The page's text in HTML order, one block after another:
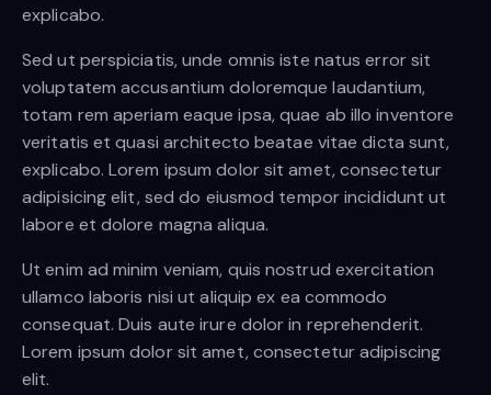
explicabo.
Sed ut perspiciatis, unde omnis iste natus error sit
voluptatem accusantium doloremque laudantium,
totam rem aperiam eaque ipsa, quae ab illo inventore
veritatis et quasi architecto beatae vitae dicta sunt,
explicabo. Lorem ipsum dolor sit amet, consectetur
adipisicing elit, sed do eiusmod tempor incididunt ut
labore et dolore magna aliqua.
Ut enim ad minim veniam, quis nostrud exercitation
ullamco laboris nisi ut aliquip ex ea commodo
consequat. Duis aute irure dolor in reprehenderit.
Lorem ipsum dolor sit amet, consectetur adipiscing
elit.